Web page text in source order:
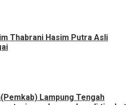
Thabrani Hasim Putra Asli
Lampung Tengah